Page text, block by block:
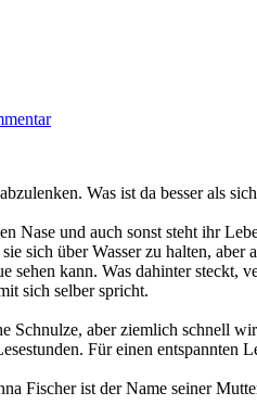
Was ist da besser als
Nase und auch sonst steht ihr
sich über Wasser zu halten, aber
kann. Was dahinter steckt,
sich selber spricht.
Schnulze, aber ziemlich schnell
Für einen entspannten
Fischer ist der Name seiner